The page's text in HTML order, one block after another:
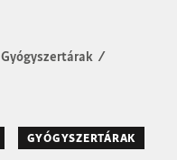
Gyógyszertárak /
GYÓGYSZERTÁRAK